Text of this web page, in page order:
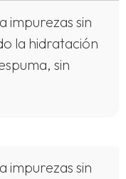
impurezas sin
la hidratación
sin
impurezas sin